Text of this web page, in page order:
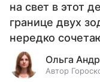
на свет в этот
границе двух
нередко
Ольга
Автор